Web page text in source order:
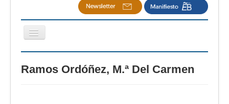
Cambiar
navegación
CertAcleB
Ramos Ordóñez, M.ª Del Carmen